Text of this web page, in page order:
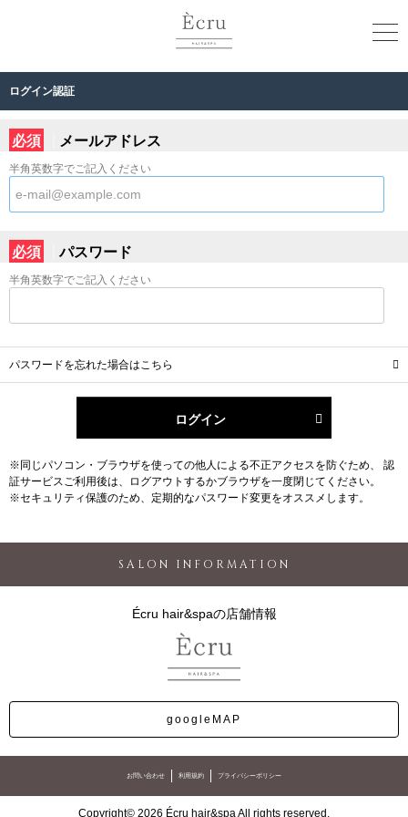
ログイン認証
メールアドレス
必須
半角英数字でご記入ください
パスワード
必須
半角英数字でご記入ください
パスワードを忘れた場合はこちら
ログイン
※同じパソコン・ブラウザを使っての他人による不正アクセスを防ぐため、 認
証サービスご利用後は、ログアウトするかブラウザを一度閉じてください。
※セキュリティ保護のため、定期的なパスワード変更をオススメします。
SALON INFORMATION
Écru hair&spaの店舗情報
googleMAP
お問い合わせ 利用規約 プライバシーポリシー
Copyright© 2026 Écru hair&spa All rights reserved.